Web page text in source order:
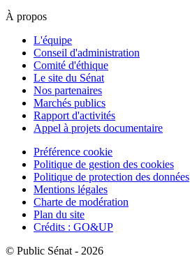
À propos
L'équipe
Conseil d'administration
Comité d'éthique
Le site du Sénat
Nos partenaires
Marchés publics
Rapport d'activités
Appel à projets documentaire
Préférence cookie
Politique de gestion des cookies
Politique de protection des données
Mentions légales
Charte de modération
Plan du site
Crédits : GO&UP
© Public Sénat - 2026